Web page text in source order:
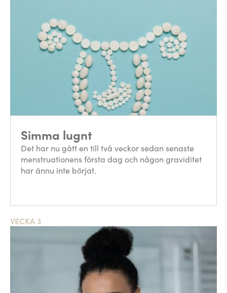
Simma lugnt
Det har nu gått en till två veckor sedan senaste
menstruationens första dag och någon graviditet
har ännu inte börjat.
VECKA 3